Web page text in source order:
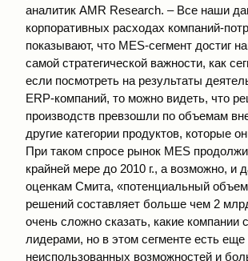
аналитик AMR Research. – Все наши
корпоративных расходах компаний-
показывают, что MES-сегмент достиг
самой стратегической важности, как
если посмотреть на результаты
ERP-компаний, то можно видеть, что
производств превзошли по объемам
другие категории продуктов, которые
При таком спросе рынок MES
крайней мере до 2010 г., а возможно, и
оценкам Смита, «потенциальный
решений составляет больше чем 2
очень сложно сказать, какие компании
лидерами, но в этом сегменте есть
неиспользованных возможностей и